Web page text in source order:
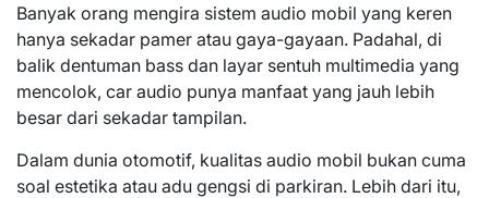
Banyak orang mengira sistem audio mobil yang keren
hanya sekadar pamer atau gaya-gayaan. Padahal, di
balik dentuman bass dan layar sentuh multimedia yang
mencolok, car audio punya manfaat yang jauh lebih
besar dari sekadar tampilan.
Dalam dunia otomotif, kualitas audio mobil bukan cuma
soal estetika atau adu gengsi di parkiran. Lebih dari itu,